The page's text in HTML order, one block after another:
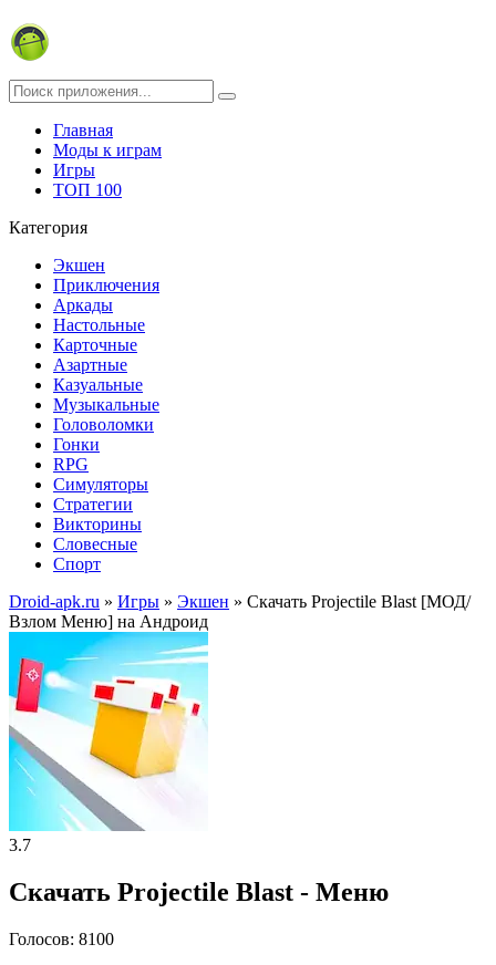
Главная
Моды к играм
Игры
ТОП 100
Категория
Экшен
Приключения
Аркады
Настольные
Карточные
Азартные
Казуальные
Музыкальные
Головоломки
Гонки
RPG
Симуляторы
Стратегии
Викторины
Словесные
Спорт
Droid-apk.ru » Игры » Экшен » Скачать Projectile Blast [МОД/
Взлом Меню] на Андроид
3.7
Скачать Projectile Blast - Меню
Голосов: 8100